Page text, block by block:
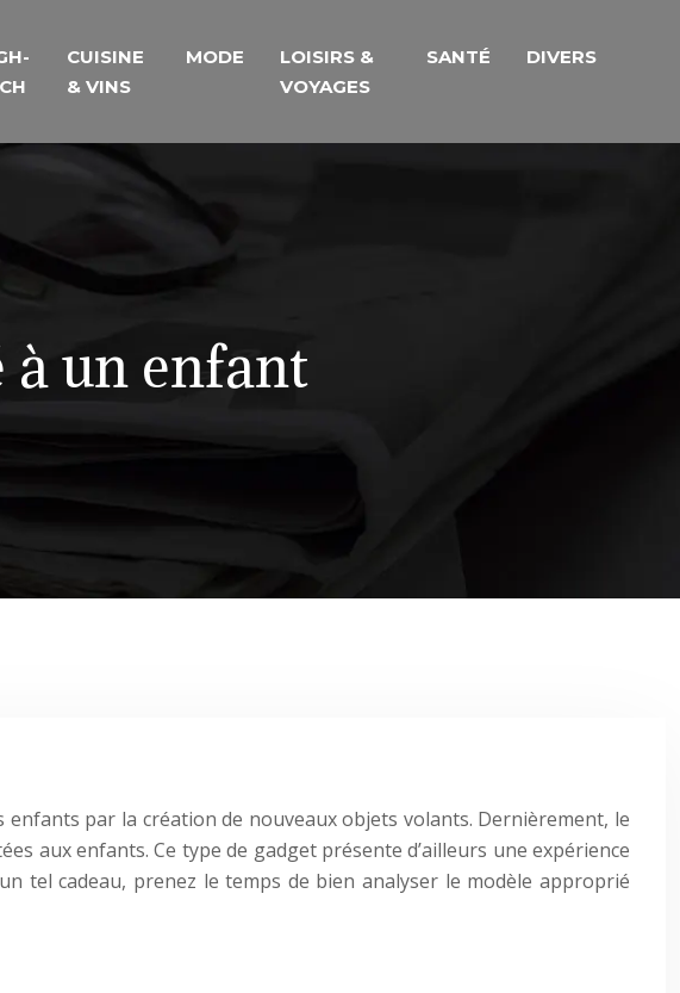
CUISINE
& VINS
MODE
LOISIRS &
VOYAGES
SANTÉ DIVERS
à un enfant
par la création de nouveaux objets volants. Dernièrement, le
aux enfants. Ce type de gadget présente d’ailleurs une expérience
tel cadeau, prenez le temps de bien analyser le modèle approprié